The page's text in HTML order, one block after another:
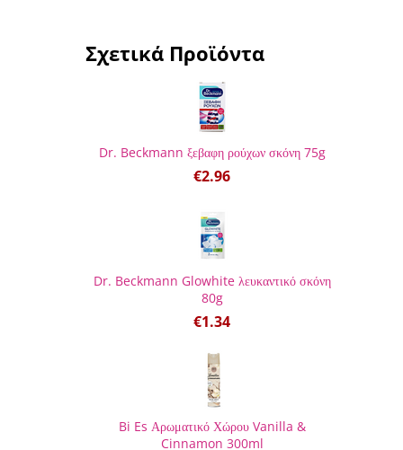
Σχετικά Προϊόντα
Dr. Beckmann ξεβαφη ρούχων σκόνη 75g
€2.96
Dr. Beckmann Glowhite λευκαντικό σκόνη
80g
€1.34
Bi Es Αρωματικό Χώρου Vanilla &
Cinnamon 300ml